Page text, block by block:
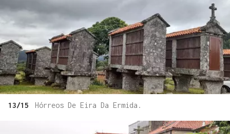
13/15 Hórreos De Eira Da Ermida.